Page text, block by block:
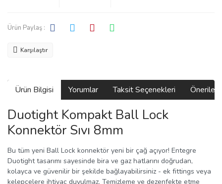
Ürün Paylaş :
Karşılaştır
Ürün Bilgisi Yorumlar Taksit Seçenekleri
Duotight Kompakt Ball Lock
Konnektör Sıvı 8mm
Bu tüm yeni Ball Lock konnektör yeni bir çağ açıyor! Entegre
Duotight tasarımı sayesinde bira ve gaz hatlarını doğrudan,
kolayca ve güvenilir bir şekilde bağlayabilirsiniz - ek fittings veya
kelepçelere ihtiyaç duyulmaz. Temizleme ve dezenfekte etme